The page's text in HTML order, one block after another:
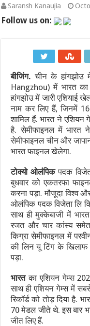
LEAP India IPO: ₹2,480
प्रहार: द उज्ज्वल निकम
भारत का Model BIT:
भारत-चीन सीमा वार्ता
कच्चे तेल की चमक और डॉलर
Saransh Kanaujia
Follow us on:
बीजिंग. चीन के हांगझोउ
Hangzhou) में भारत का
हांगझोउ में जारी
नाम कर लिए हैं, जिनमें
शामिल हैं. भारत ने एशियन
है. सेमीफाइनल में भारत
सेमीफाइनल चीन और
भारत फाइनल खेलेगा.
टोक्यो ओलंपिकपदक
बुधवार को एकतरफा
करना पड़ा. मौजूदा विश्व
ओलंपिक पदक विजेता लि
साथ ही मुक्केबाजी में
रजत और चार कांस्य
किग्रा सेमीफाइनल में
की लिन यू टिंग के
पड़ा.
भारतका एशियन गेम्स
साथ ही एशियन गेम्स में
रिकॉर्ड को तोड़ दिया है.
70 मेडल जीते थे. इस बार
जीत लिए हैं.